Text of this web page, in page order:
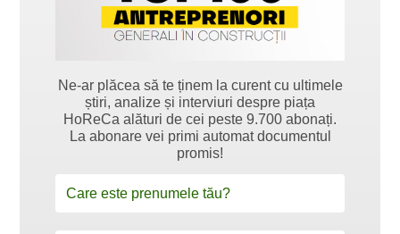
Ne-ar plăcea să te ținem la curent cu ultimele
știri, analize și interviuri despre piața
HoReCa alături de cei peste 9.700 abonați.
La abonare vei primi automat documentul
promis!